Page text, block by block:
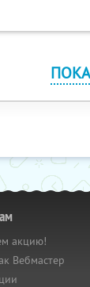
акцию!
Вебмастер